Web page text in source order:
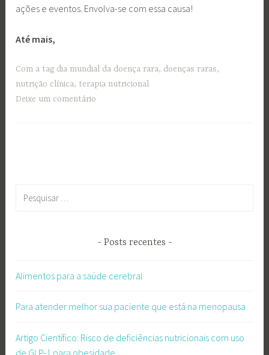
ações e eventos. Envolva-se com essa causa!
Até mais,
Com a tag dia mundial da doença rara, doenças raras,
nutrição clínica, terapia nutricional
Deixe um comentário
Posts recentes
Alimentos para a saúde cerebral
Para atender melhor sua paciente que está na menopausa
Artigo Científico: Risco de deficiências nutricionais com uso
de GLP-1 para obesidade